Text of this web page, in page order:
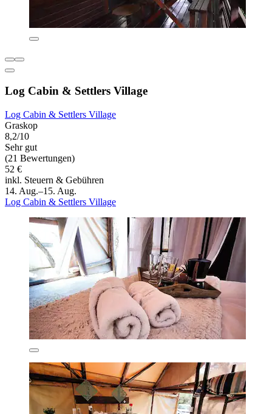
Log Cabin & Settlers Village
Log Cabin & Settlers Village
Graskop
8,2/10
Sehr gut
(21 Bewertungen)
52 €
inkl. Steuern & Gebühren
14. Aug.–15. Aug.
Log Cabin & Settlers Village